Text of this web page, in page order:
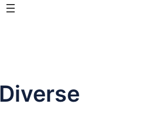
Diverse